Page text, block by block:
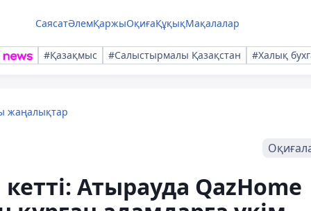
СаясатӘлемҚаржыОқиғаҚұқықМақалалар
#Қазақмыс #Салыстырмалы Қазақстан #Халық
жаңалықтар
Атырауда QazHome